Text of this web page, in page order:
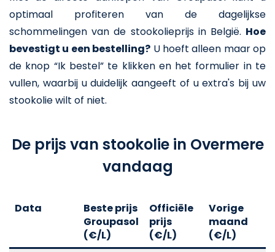
optimaal profiteren van de dagelijkse
schommelingen van de stookolieprijs in België. Hoe
bevestigt u een bestelling? U hoeft alleen maar op
de knop “Ik bestel” te klikken en het formulier in te
vullen, waarbij u duidelijk aangeeft of u extra's bij uw
stookolie wilt of niet.
De prijs van stookolie in Overmere
vandaag
Data
Beste prijs
Groupasol
(€/L)
Officiële
prijs
(€/L)
Vorige
maand
(€/L)